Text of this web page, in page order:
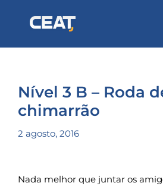
Nível 3 B – Roda
chimarrão
2 agosto, 2016
Nada melhor que juntar os